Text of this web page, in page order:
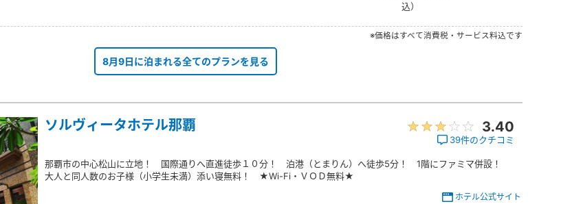
込）
※価格はすべて消費税・サービス料込です
8月9日に泊まれる全てのプランを見る
ソルヴィータホテル那覇 3.40
39件のクチコミ
那覇市の中心松山に立地！ 国際通りへ直進徒歩１０分！ 泊港（とまりん）へ徒歩5分！ 1階にファミマ併設！
大人と同人数のお子様（小学生未満）添い寝無料！ ★Wi-Fi・ＶＯＤ無料★
ホテル公式サイト